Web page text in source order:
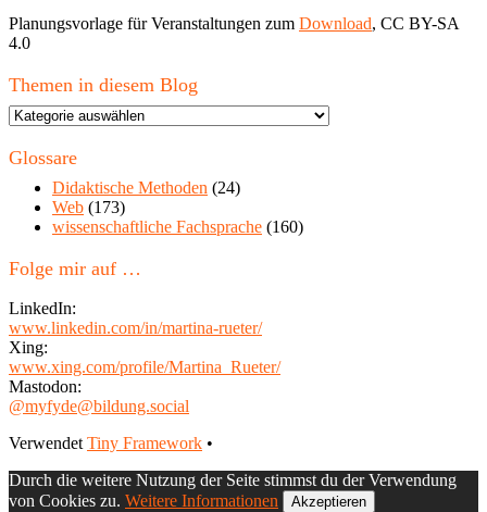
Planungsvorlage für Veranstaltungen zum Download, CC BY-SA
4.0
Themen in diesem Blog
Themen
diesem
Glossare
Didaktische Methoden (24)
Web (173)
wissenschaftliche Fachsprache (160)
Folge mir auf …
LinkedIn:
www.linkedin.com/in/martina-rueter/
Xing:
www.xing.com/profile/Martina_Rueter/
Mastodon:
@myfyde@bildung.social
Footer
Inhalt
Verwendet Tiny Framework •
Durch die weitere Nutzung der Seite stimmst du der Verwendung
von Cookies zu. Weitere Informationen Akzeptieren